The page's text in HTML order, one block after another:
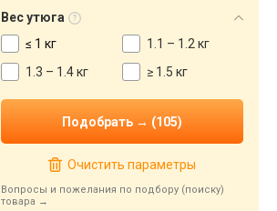
Вес утюга
≤ 1 кг
1.1 – 1.2 кг
1.3 – 1.4 кг
≥ 1.5 кг
Очистить параметры
Вопросы и пожелания по подбору (поиску)
товара